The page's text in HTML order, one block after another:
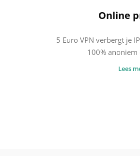
Online
5 Euro VPN verbergt je
100%
Lees